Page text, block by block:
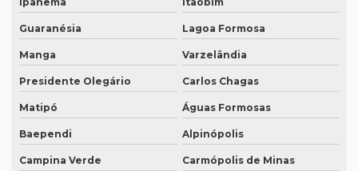
Guaranésia Lagoa Formosa
Manga Varzelândia
Presidente Olegário Carlos Chagas
Matipó Águas Formosas
Baependi Alpinópolis
Campina Verde Carmópolis de Minas